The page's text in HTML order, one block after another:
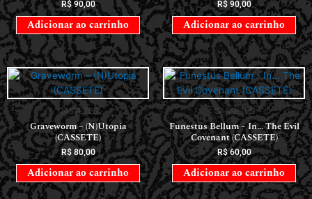
R$90,00
Adicionar ao carrinho
R$90,00
Adicionar ao carrinho
CASSETES
Graveworm – (N)Utopia
(CASSETE)
R$80,00
Adicionar ao carrinho
CASSETES
Funestus Bellum – In… The Evil
Covenant (CASSETE)
R$60,00
Adicionar ao carrinho